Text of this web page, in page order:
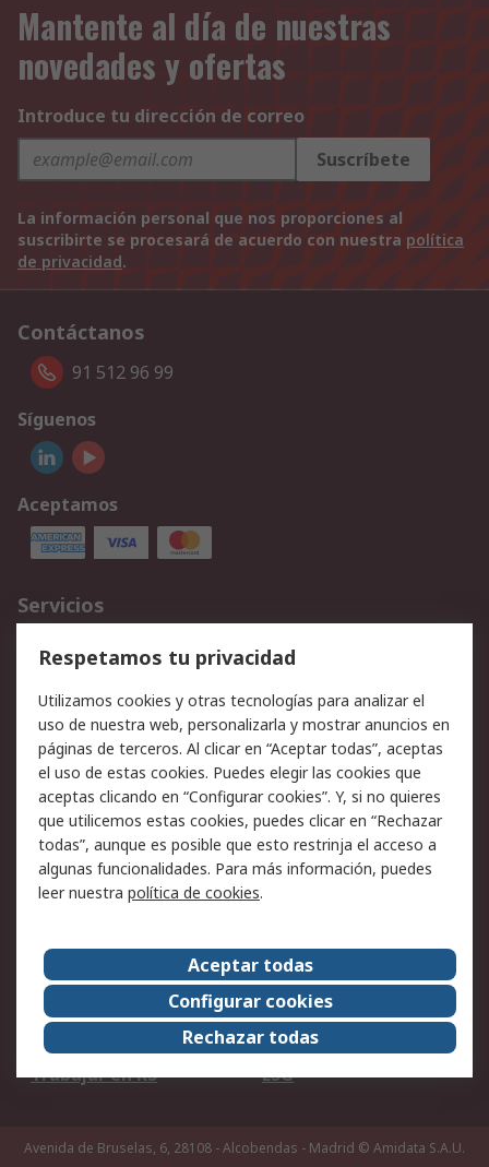
Mantente al día de nuestras
novedades y ofertas
Introduce tu dirección de correo
Suscríbete
La información personal que nos proporciones al
suscribirte se procesará de acuerdo con nuestra política
de privacidad.
Contáctanos
91 512 96 99
Síguenos
Aceptamos
Servicios
Cómo realizar pedidos
Devoluciones
Facturación y pago
Ofertas
Soporte técnico
Legal
Aviso legal
Política de privacidad -
Actualizada
Política sobre cookies
Seguridad de emails
Certificaciones de
Condiciones de venta
Acerca de RS
Acerca de RS
RS Group
RS en el mundo
Sala de prensa
Trabajar en RS
ESG
Avenida de Bruselas, 6, 28108 - Alcobendas - Madrid © Amidata S.A.U.
Respetamos tu privacidad
Utilizamos cookies y otras tecnologías para analizar el
uso de nuestra web, personalizarla y mostrar anuncios en
páginas de terceros. Al clicar en “Aceptar todas”, aceptas
el uso de estas cookies. Puedes elegir las cookies que
aceptas clicando en “Configurar cookies”. Y, si no quieres
que utilicemos estas cookies, puedes clicar en “Rechazar
todas”, aunque es posible que esto restrinja el acceso a
algunas funcionalidades. Para más información, puedes
leer nuestra política de cookies.
Aceptar todas
Configurar cookies
Rechazar todas